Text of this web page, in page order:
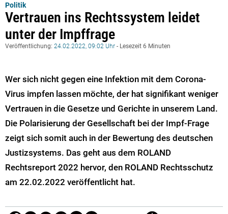
Politik
Vertrauen ins Rechtssystem leidet
unter der Impffrage
Veröffentlichung: 24.02.2022, 09:02 Uhr - Lesezeit 6 Minuten
Wer sich nicht gegen eine Infektion mit dem Corona-
Virus impfen lassen möchte, der hat signifikant weniger
Vertrauen in die Gesetze und Gerichte in unserem Land.
Die Polarisierung der Gesellschaft bei der Impf-Frage
zeigt sich somit auch in der Bewertung des deutschen
Justizsystems. Das geht aus dem ROLAND
Rechtsreport 2022 hervor, den ROLAND Rechtsschutz
am 22.02.2022 veröffentlicht hat.